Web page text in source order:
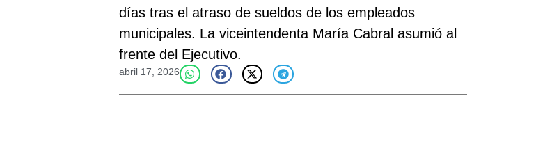
días tras el atraso de sueldos de los empleados
municipales. La viceintendenta María Cabral asumió al
frente del Ejecutivo.
abril 17, 2026